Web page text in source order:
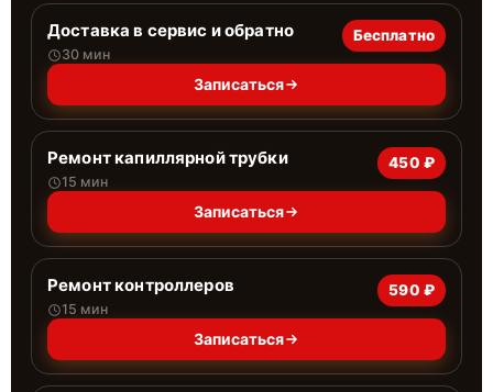
Доставка в сервис и обратно
30 мин
Бесплатно
Записаться
Ремонт капиллярной трубки
15 мин
450 ₽
Записаться
Ремонт контроллеров
15 мин
590 ₽
Записаться